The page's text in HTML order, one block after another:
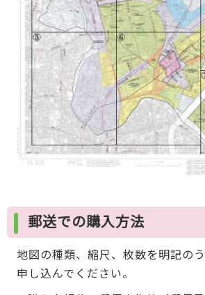
郵送での購入方法
地図の種類、縮尺、枚数を明記の
申し込んでください。